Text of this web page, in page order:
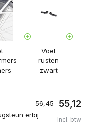
Voet
rusten
zwart
56,45 55,12
erbij
Incl. btw